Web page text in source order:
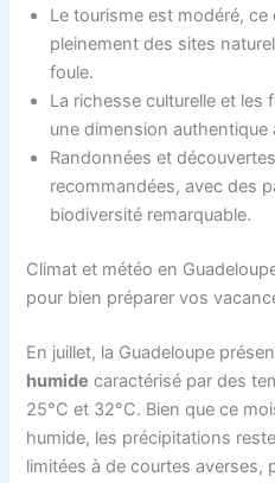
Le tourisme est modéré,
pleinement des sites
foule.
La richesse culturelle et les
une dimension authentique
Randonnées et
recommandées, avec des
biodiversité remarquable.
Climat et météo en
pour bien préparer vos
En juillet, la Guadeloupe
humide caractérisé par des
25°C et 32°C. Bien que ce
humide, les précipitations
limitées à de courtes averses,